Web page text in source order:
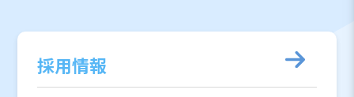
採用情報